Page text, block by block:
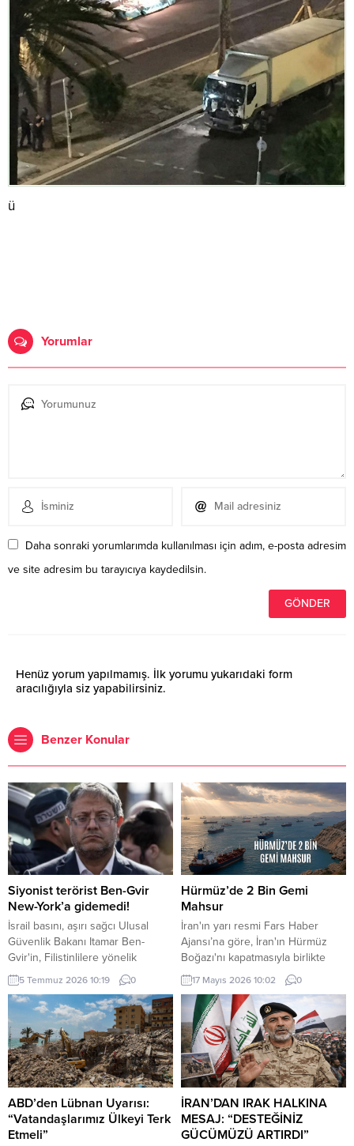
ü
Yorumlar
Daha sonraki yorumlarımda kullanılması için adım, e-posta adresim
ve site adresim bu tarayıcıya kaydedilsin.
Henüz yorum yapılmamış. İlk yorumu yukarıdaki form
aracılığıyla siz yapabilirsiniz.
Benzer Konular
Siyonist terörist Ben-Gvir
New-York’a gidemedi!
İsrail basını, aşırı sağcı Ulusal
Güvenlik Bakanı Itamar Ben-
Gvir'in, Filistinlilere yönelik
politika ve uygulamaları nedeniyle
"gözaltına alınma" endişesiyle bu
hafta New York'a yapacağı ziyareti
iptal ettiğini ileri sürdü.
5 Temmuz 2026 10:19 0
Hürmüz’de 2 Bin Gemi
Mahsur
İran'ın yarı resmi Fars Haber
Ajansı’na göre, İran'ın Hürmüz
Boğazı'nı kapatmasıyla birlikte
bölgede yaklaşık iki bin gemi ve
20 bin gemi personeli mahsur
kaldı.
17 Mayıs 2026 10:02 0
ABD’den Lübnan Uyarısı:
“Vatandaşlarımız Ülkeyi Terk
Etmeli”
İRAN’DAN IRAK HALKINA
MESAJ: “DESTEĞİNİZ
GÜCÜMÜZÜ ARTIRDI”